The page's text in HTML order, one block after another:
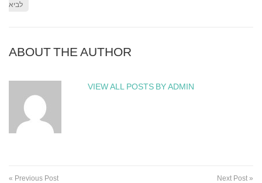
לביא
ABOUT THE AUTHOR
VIEW ALL POSTS BY ADMIN
« Previous Post Next Post »